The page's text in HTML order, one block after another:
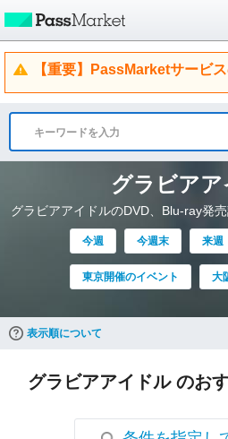
【重要】PassMarketサービ
グラビア
グラビアアイドルのDVD、Blu-ray発
今週 今週末 来週
東京開催のイベント 大
表示順について
グラビアアイドル のお